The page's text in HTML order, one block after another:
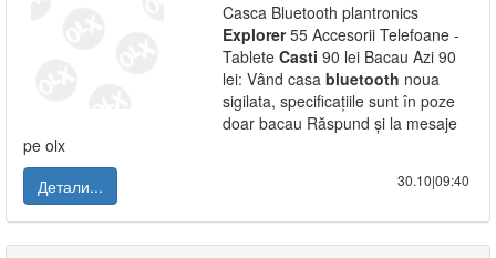
Casca Bluetooth plantronics
Explorer55 Accesorii Telefoane -
Tablete Casti 90 lei Bacau Azi 90
lei: Vând casa bluetooth noua
sigilata, specificațiile sunt în poze
doar bacau Răspund și la mesaje
pe olx
Детали...
30.10|09:40